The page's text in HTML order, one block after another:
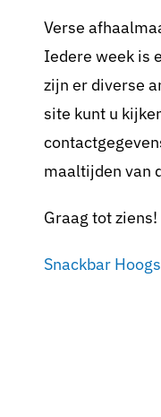
Verse
Iedere week is
zijn er diverse
site kunt u
maaltijden van
Graag tot ziens!
Snackbar